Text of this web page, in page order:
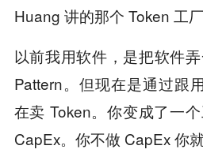
Huang 讲的那个 Token 工厂
以前我用软件，是把软件
Pattern。但现在是通过跟
在卖 Token。你变成了一
CapEx。你不做 CapEx 你就